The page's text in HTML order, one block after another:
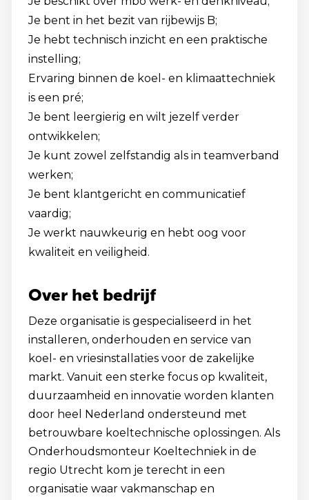
Je bent in het bezit van rijbewijs B;
Je hebt technisch inzicht en een praktische
instelling;
Ervaring binnen de koel- en klimaattechniek
is een pré;
Je bent leergierig en wilt jezelf verder
ontwikkelen;
Je kunt zowel zelfstandig als in teamverband
werken;
Je bent klantgericht en communicatief
vaardig;
Je werkt nauwkeurig en hebt oog voor
kwaliteit en veiligheid.
Over het bedrijf
Deze organisatie is gespecialiseerd in het
installeren, onderhouden en service van
koel- en vriesinstallaties voor de zakelijke
markt. Vanuit een sterke focus op kwaliteit,
duurzaamheid en innovatie worden klanten
door heel Nederland ondersteund met
betrouwbare koeltechnische oplossingen. Als
Onderhoudsmonteur Koeltechniek in de
regio Utrecht kom je terecht in een
organisatie waar vakmanschap en